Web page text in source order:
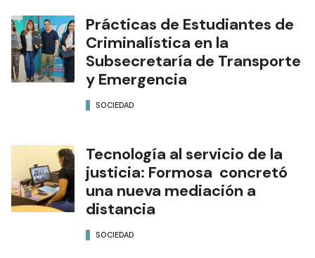
Prácticas de Estudiantes de
Criminalística en la
Subsecretaría de Transporte
y Emergencia
SOCIEDAD
Tecnología al servicio de la
justicia: Formosa concretó
una nueva mediación a
distancia
SOCIEDAD